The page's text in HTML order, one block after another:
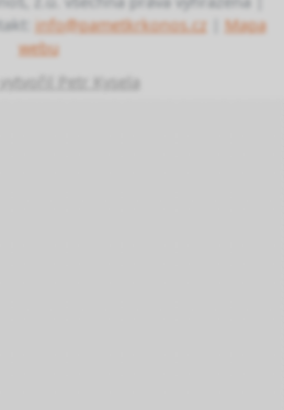
info@pametkrkonos.cz
Mapa
webu
Petr Kysela